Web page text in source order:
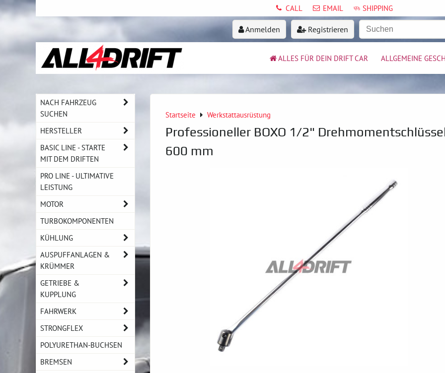
CALL EMAIL SHIPPING
Anmelden Registrieren
ALLES FÜR DEIN DRIFT CAR ALLGEMEINE
Startseite Werkstattausrüstung
Professioneller BOXO 1/2"
600 mm
NACH FAHRZEUG
SUCHEN
HERSTELLER
BASIC LINE - STARTE
MIT DEM DRIFTEN
PRO LINE - ULTIMATIVE
LEISTUNG
MOTOR
TURBOKOMPONENTEN
KÜHLUNG
AUSPUFFANLAGEN &
KRÜMMER
GETRIEBE &
KUPPLUNG
FAHRWERK
STRONGFLEX
POLYURETHAN-BUCHSEN
BREMSEN